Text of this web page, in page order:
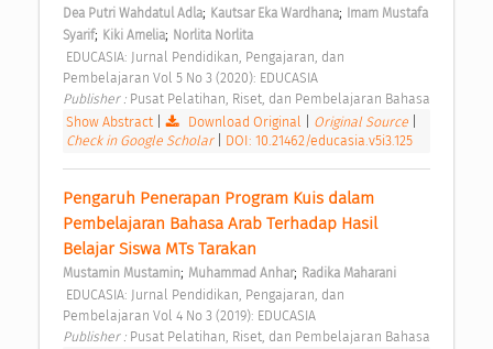
Dea Putri Wahdatul Adla; Kautsar Eka Wardhana; Imam Mustafa
Syarif; Kiki Amelia; Norlita Norlita
Pembelajaran Vol 5 No 3 (2020): EDUCASIA
Publisher :
Show Abstract
Download Original Original Source
Check in Google Scholar
DOI: 10.21462/educasia.v5i3.125
Pengaruh Penerapan Program Kuis dalam
Pembelajaran Bahasa Arab Terhadap Hasil
Belajar Siswa MTs Tarakan
Mustamin Mustamin; Muhammad Anhar; Radika Maharani
Pembelajaran Vol 4 No 3 (2019): EDUCASIA
Publisher :